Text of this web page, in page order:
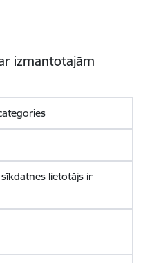
izmantotajām
lietotājs ir